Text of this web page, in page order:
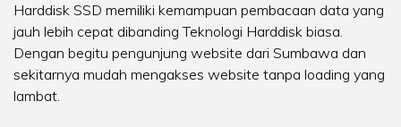
Harddisk SSD memiliki kemampuan pembacaan data yang
jauh lebih cepat dibanding Teknologi Harddisk biasa.
Dengan begitu pengunjung website dari Sumbawa dan
sekitarnya mudah mengakses website tanpa loading yang
lambat.